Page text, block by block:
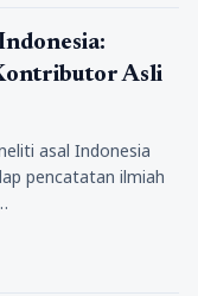
Asli
asal Indonesia
pencatatan ilmiah